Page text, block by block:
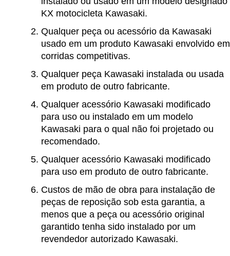
KX motocicleta Kawasaki.
Qualquer peça ou acessório da Kawasaki
usado em um produto Kawasaki envolvido em
corridas competitivas.
Qualquer peça Kawasaki instalada ou usada
em produto de outro fabricante.
Qualquer acessório Kawasaki modificado
para uso ou instalado em um modelo
Kawasaki para o qual não foi projetado ou
recomendado.
Qualquer acessório Kawasaki modificado
para uso em produto de outro fabricante.
Custos de mão de obra para instalação de
peças de reposição sob esta garantia, a
menos que a peça ou acessório original
garantido tenha sido instalado por um
revendedor autorizado Kawasaki.